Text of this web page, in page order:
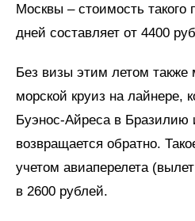
Москвы – стоимость такого
дней составляет от 4400
Без визы этим летом также
морской круиз на лайнере,
Буэнос-Айреса в Бразилию
возвращается обратно.
учетом авиаперелета
в 2600 рублей.